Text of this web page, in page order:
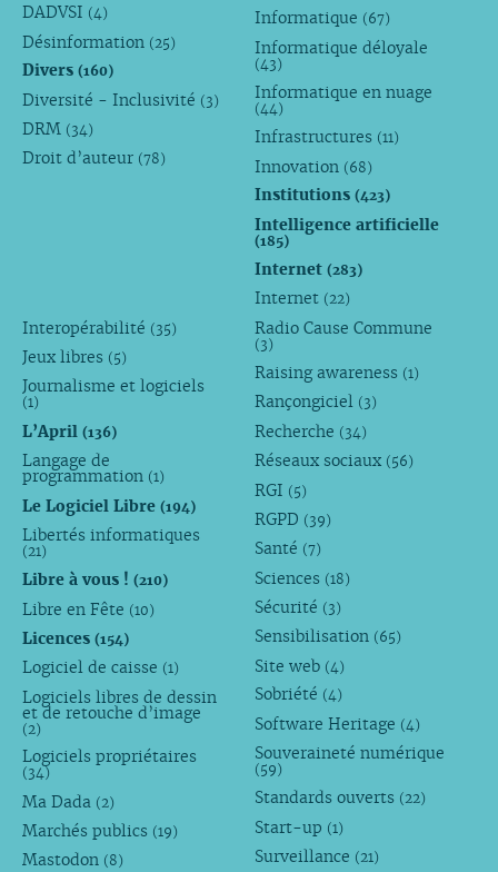
DADVSI (4)
Désinformation (25)
Divers (160)
Diversité - Inclusivité (3)
DRM (34)
Droit d’auteur (78)
Informatique (67)
Informatique déloyale
(43)
Informatique en nuage
(44)
Infrastructures (11)
Innovation (68)
Institutions(423)
Intelligence artificielle
(185)
Internet(283)
Internet (22)
Interopérabilité (35)
Jeux libres (5)
Journalisme et logiciels
(1)
L’April (136)
Langage de
programmation (1)
Le Logiciel Libre (194)
Libertés informatiques
(21)
Libre à vous ! (210)
Libre en Fête (10)
Licences (154)
Logiciel de caisse (1)
Logiciels libres de dessin
et de retouche d’image
(2)
Logiciels propriétaires
(34)
Ma Dada (2)
Marchés publics (19)
Mastodon (8)
Radio Cause Commune
(3)
Raising awareness (1)
Rançongiciel (3)
Recherche (34)
Réseaux sociaux (56)
RGI (5)
RGPD (39)
Santé (7)
Sciences (18)
Sécurité (3)
Sensibilisation (65)
Site web (4)
Sobriété (4)
Software Heritage (4)
Souveraineté numérique
(59)
Standards ouverts (22)
Start-up (1)
Surveillance (21)